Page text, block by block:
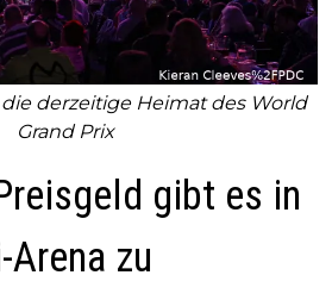
derzeitige Heimat des World
Grand Prix
gibt es in
zu